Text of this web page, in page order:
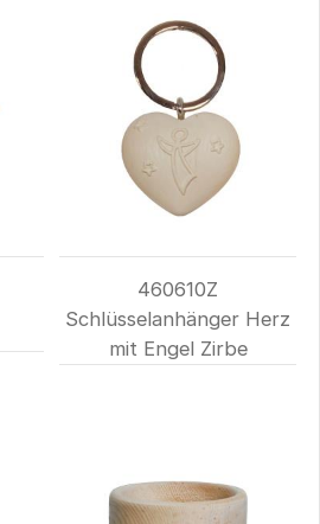
460610Z
Schlüsselanhänger Herz
mit Engel Zirbe